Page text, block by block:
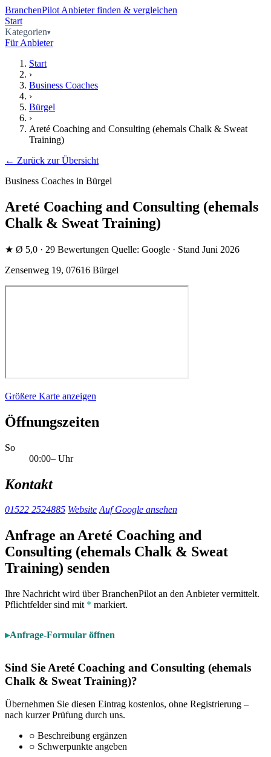
BranchenPilot Anbieter finden & vergleichen
Start
Kategorien
Für Anbieter
Start
›
Business Coaches
›
Bürgel
›
Areté Coaching and Consulting (ehemals Chalk & Sweat
Training)
← Zurück zur Übersicht
Business Coaches in Bürgel
Areté Coaching and Consulting (ehemals
Chalk & Sweat Training)
★ Ø 5,0 · 29 Bewertungen Quelle: Google · Stand Juni 2026
Zensenweg 19, 07616 Bürgel
Größere Karte anzeigen
Öffnungszeiten
So
00:00– Uhr
Kontakt
01522 2524885 Website Auf Google ansehen
Anfrage an Areté Coaching and
Consulting (ehemals Chalk & Sweat
Training) senden
Ihre Nachricht wird über BranchenPilot an den Anbieter vermittelt.
Pflichtfelder sind mit * markiert.
Anfrage-Formular öffnen
Sind Sie Areté Coaching and Consulting (ehemals
Chalk & Sweat Training)?
Übernehmen Sie diesen Eintrag kostenlos, ohne Registrierung –
nach kurzer Prüfung durch uns.
○ Beschreibung ergänzen
○ Schwerpunkte angeben